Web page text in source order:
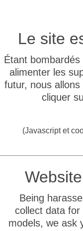
Le site
Étant
alimenter les
futur, nous
cliquer
(Javascript et
Being
collect data for
models, we ask